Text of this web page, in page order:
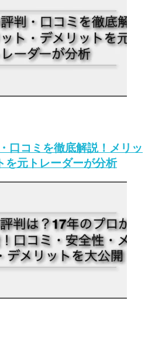
口コミを徹底解説！メリッ
を元トレーダーが分析